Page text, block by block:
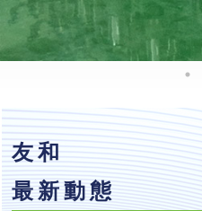
友和
最新動態